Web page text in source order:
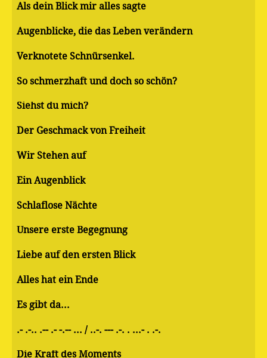
Als dein Blick mir alles sagte
Augenblicke, die das Leben verändern
Verknotete Schnürsenkel.
So schmerzhaft und doch so schön?
Siehst du mich?
Der Geschmack von Freiheit
Wir Stehen auf
Ein Augenblick
Schlaflose Nächte
Unsere erste Begegnung
Liebe auf den ersten Blick
Alles hat ein Ende
Es gibt da...
.- .-.. .-- .- -.-- ... / ..-. --- .-. . ...- . .-.
Die Kraft des Moments